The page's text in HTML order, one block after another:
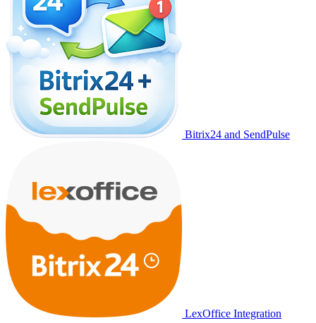
Bitrix24 and SendPulse
LexOffice Integration